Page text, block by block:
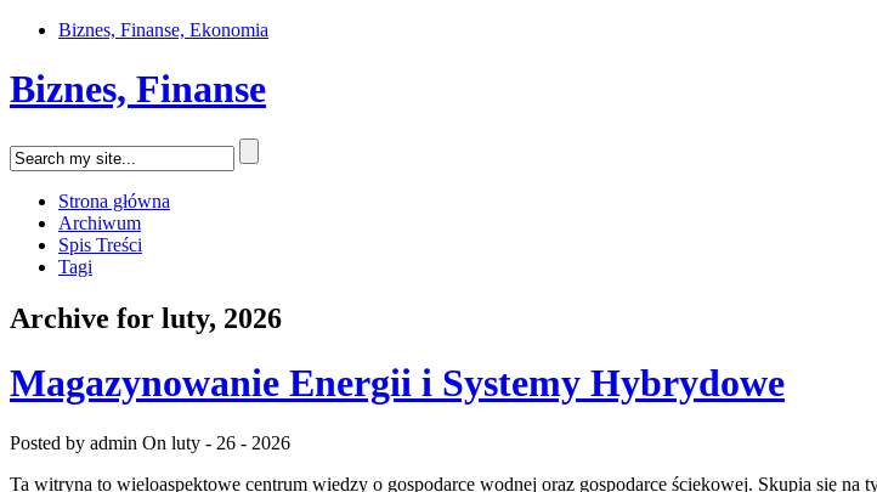
Biznes, Finanse, Ekonomia
Biznes, Finanse
Strona główna
Archiwum
Spis Treści
Tagi
Archive for luty, 2026
Magazynowanie Energii i Systemy Hybrydowe
Posted by admin On luty - 26 - 2026
Ta witryna to wieloaspektowe centrum wiedzy o gospodarce wodnej oraz gospodarce ściekowej. Skupia się